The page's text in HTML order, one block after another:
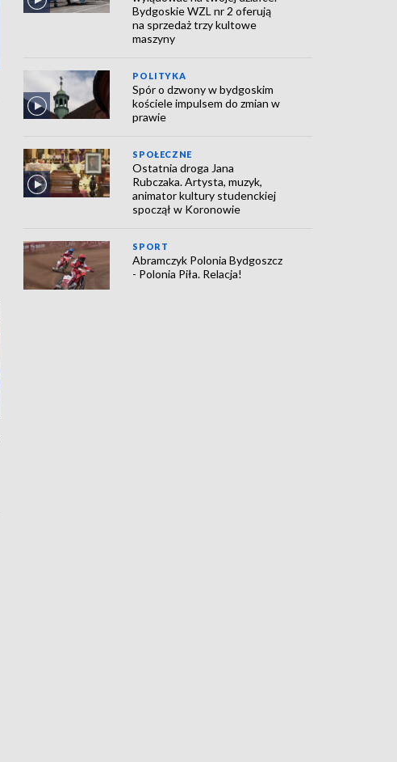
Bydgoskie WZL nr 2 oferują
na sprzedaż trzy kultowe
maszyny
POLITYKA
Spór o dzwony w bydgoskim
kościele impulsem do zmian w
prawie
SPOŁECZNE
Ostatnia droga Jana
Rubczaka. Artysta, muzyk,
animator kultury studenckiej
spoczął w Koronowie
SPORT
Abramczyk Polonia Bydgoszcz
- Polonia Piła. Relacja!